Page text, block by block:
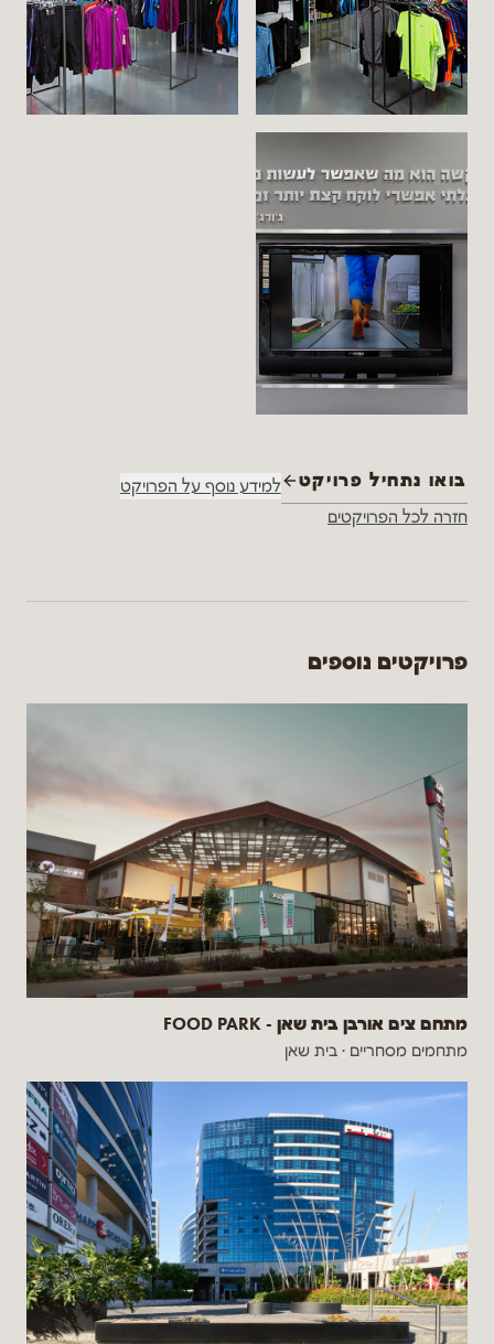
בואו נתחיל פרויקט
למידע נוסף על הפרויקט
חזרה לכל הפרויקטים
פרויקטים נוספים
מתחם צים אורבן בית שאן - FOOD PARK
מתחמים מסחריים · בית שאן